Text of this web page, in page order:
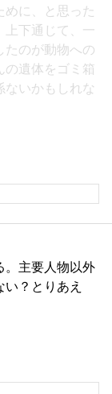
めに、と思った
上下通じて、一
たのが動物への
遺体をゴミ箱
ないかもしれな
。主要人物以外
？とりあえ